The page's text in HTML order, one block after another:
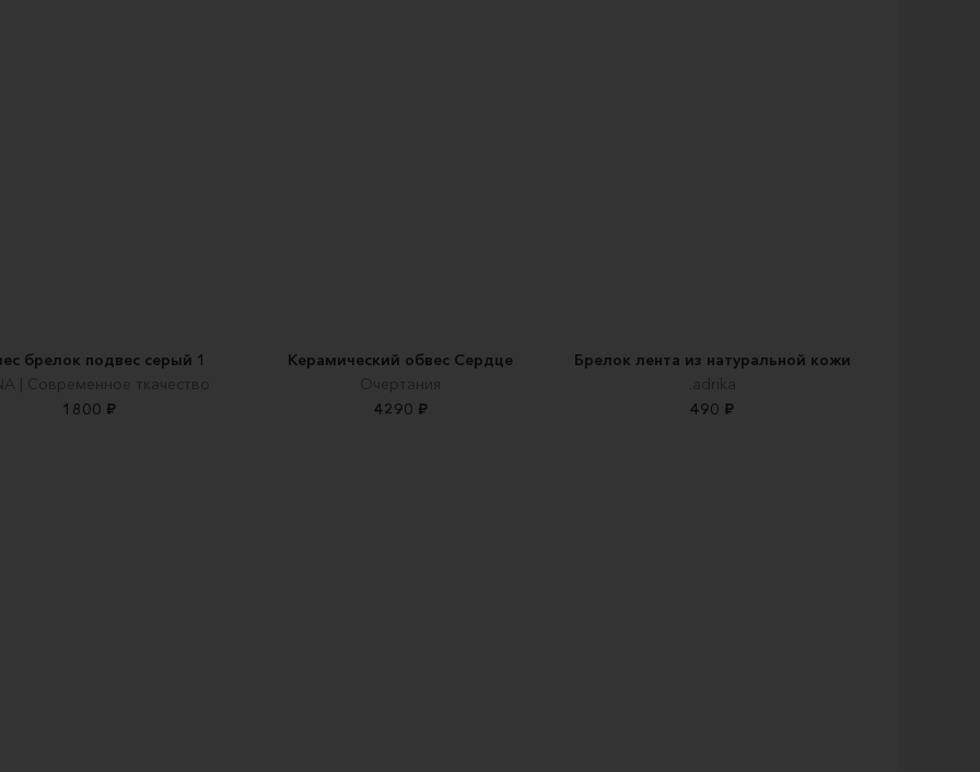
брелок подвес серый 1
| Современное ткачество
1800 ₽
Керамический обвес Сердце
Очертания
4290 ₽
Брелок лента из натуральной кожи
.adrika
490 ₽